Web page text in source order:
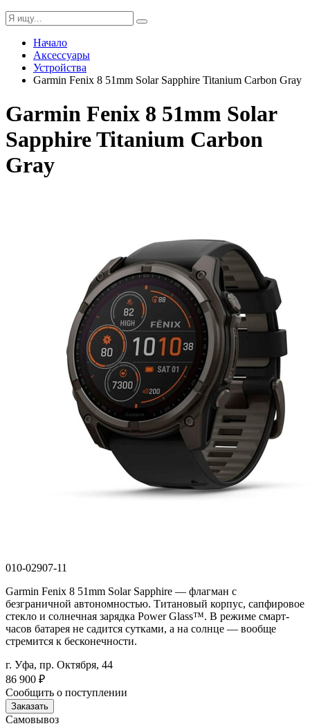
Начало
Аксессуары
Устройства
Garmin Fenix 8 51mm Solar Sapphire Titanium Carbon Gray
Garmin Fenix 8 51mm Solar
Sapphire Titanium Carbon
Gray
010-02907-11
Garmin Fenix 8 51mm Solar Sapphire — флагман с
безграничной автономностью. Титановый корпус, сапфировое
стекло и солнечная зарядка Power Glass™. В режиме смарт-
часов батарея не садится сутками, а на солнце — вообще
стремится к бесконечности.
г. Уфа, пр. Октября, 44
86 900 ₽
Сообщить о поступлении
Заказать
Самовывоз